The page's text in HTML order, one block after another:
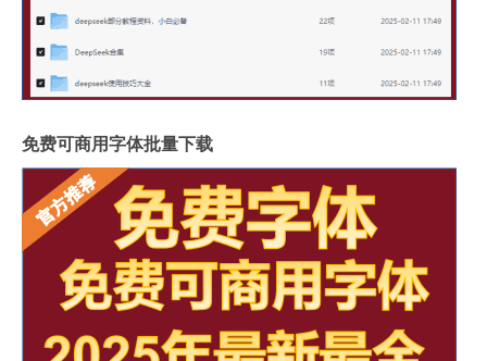
免费可商用字体批量下载